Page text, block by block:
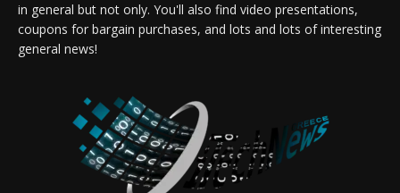
in general but not only. You'll also find video presentations,
coupons for bargain purchases, and lots and lots of interesting
general news!